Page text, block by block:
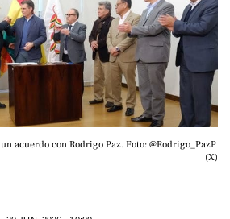
acuerdo con Rodrigo Paz. Foto: @Rodrigo_PazP
(X)